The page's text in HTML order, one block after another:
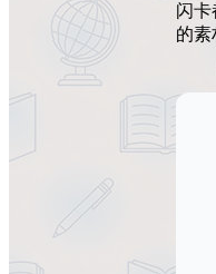
闪卡
的素